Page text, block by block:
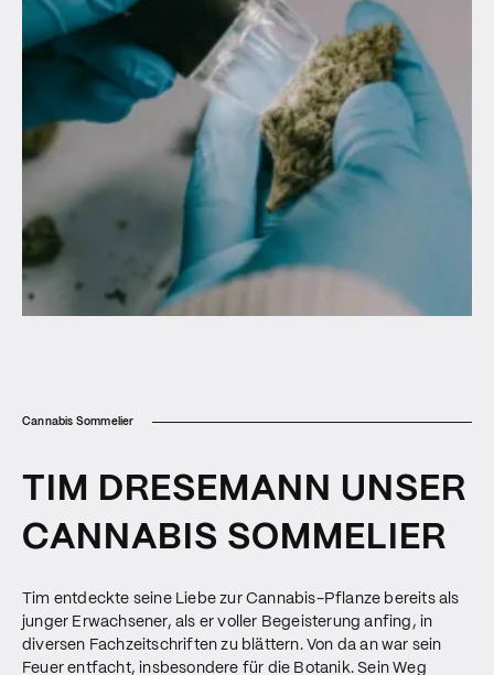
Cannabis Sommelier
TIM DRESEMANN UNSER
CANNABIS SOMMELIER
Tim entdeckte seine Liebe zur Cannabis-Pflanze bereits als
junger Erwachsener, als er voller Begeisterung anfing, in
diversen Fachzeitschriften zu blättern. Von da an war sein
Feuer entfacht, insbesondere für die Botanik. Sein Weg